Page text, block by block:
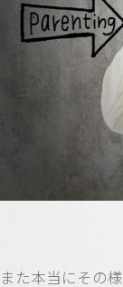
また本当にその